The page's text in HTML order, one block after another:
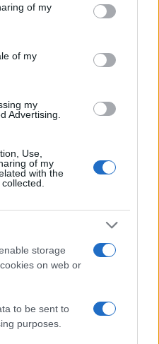
behaviour. You may click to
and its third-party tags to
purposes in below Google
of my
of my
my
Advertising.
Use,
of my
with the
storage
on web or
to be sent to
purposes.
che devi sapere